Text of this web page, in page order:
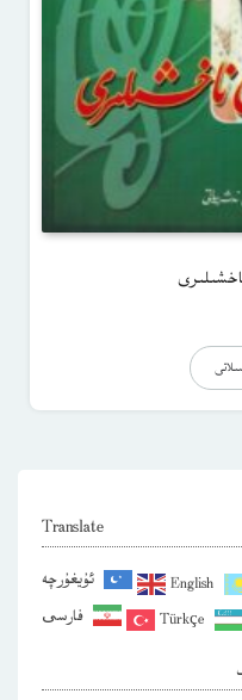
Translate
ئۇيغۇرچە English
فارسی
Türkçe